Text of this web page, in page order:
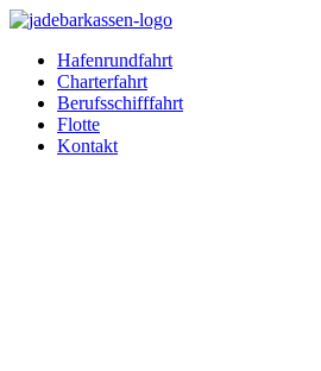
Zum
springenHafenrundfahrt
Charterfahrt
Berufsschifffahrt
Flotte
Kontakt